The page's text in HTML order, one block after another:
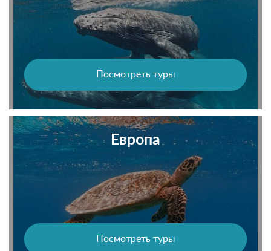
Посмотреть туры
Европа
Посмотреть туры